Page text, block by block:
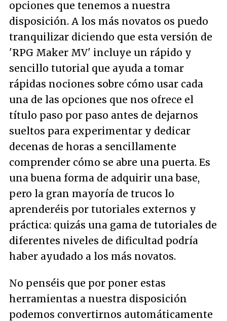
opciones que tenemos a nuestra
disposición. A los más novatos os puedo
tranquilizar diciendo que esta versión de
'RPG Maker MV' incluye un rápido y
sencillo tutorial que ayuda a tomar
rápidas nociones sobre cómo usar cada
una de las opciones que nos ofrece el
título paso por paso antes de dejarnos
sueltos para experimentar y dedicar
decenas de horas a sencillamente
comprender cómo se abre una puerta. Es
una buena forma de adquirir una base,
pero la gran mayoría de trucos lo
aprenderéis por tutoriales externos y
práctica: quizás una gama de tutoriales de
diferentes niveles de dificultad podría
haber ayudado a los más novatos.
No penséis que por poner estas
herramientas a nuestra disposición
podemos convertirnos automáticamente